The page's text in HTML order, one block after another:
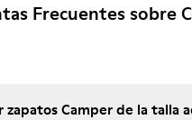
Frecuentes sobre
zapatos Camper de la talla